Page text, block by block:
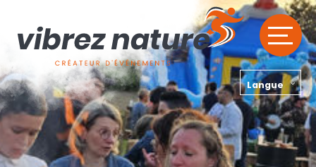
Langue